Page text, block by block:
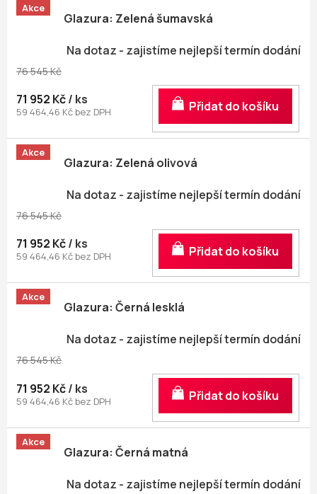
Akce
Glazura: Zelená šumavská
76 545 Kč
71 952 Kč/ ks
59 464,46 Kč bez DPH
Na dotaz - zajistíme nejlepší termín dodání
Do košíku
Akce
Glazura: Zelená olivová
76 545 Kč
71 952 Kč/ ks
59 464,46 Kč bez DPH
Na dotaz - zajistíme nejlepší termín dodání
Do košíku
Akce
Glazura: Černá lesklá
76 545 Kč
71 952 Kč/ ks
59 464,46 Kč bez DPH
Na dotaz - zajistíme nejlepší termín dodání
Do košíku
Akce
Glazura: Černá matná
Na dotaz - zajistíme nejlepší termín dodání